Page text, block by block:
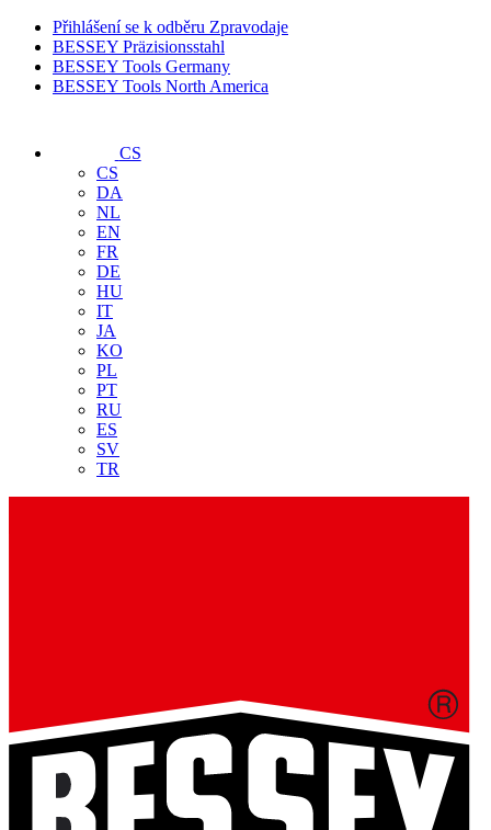
Přihlášení se k odběru Zpravodaje
BESSEY Präzisionsstahl
BESSEY Tools Germany
BESSEY Tools North America
CS
CS
DA
NL
EN
FR
DE
HU
IT
JA
KO
PL
PT
RU
ES
SV
TR